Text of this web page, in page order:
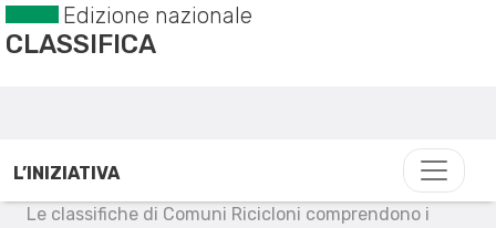
Edizione nazionale
CLASSIFICA
L’INIZIATIVA
Le classifiche di Comuni Ricicloni comprendono i